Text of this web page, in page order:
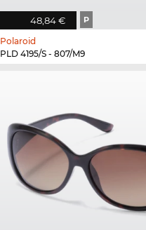
48,84 € P
Polaroid
PLD 4195/S - 807/M9